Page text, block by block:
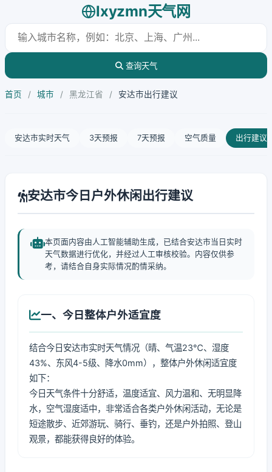
lxyzmn天气网
查询天气
首页 / 城市 / 黑龙江省 / 安达市出行建议
安达市实时天气 3天预报 7天预报 空气质量 出行建议
安达市今日户外休闲出行建议
本页面内容由人工智能辅助生成，已结合安达市当日实时
天气数据进行优化，并经过人工审核校验。内容仅供参
考，请结合自身实际情况酌情采纳。
一、今日整体户外适宜度
结合今日安达市实时天气情况（晴、气温23℃、湿度
43%、东风4-5级、降水0mm），整体户外休闲适宜度
如下：
今日天气条件十分舒适，温度适宜、风力温和、无明显降
水，空气湿度适中，非常适合各类户外休闲活动，无论是
短途散步、近郊游玩、骑行、垂钓，还是户外拍照、登山
观景，都能获得良好的体验。